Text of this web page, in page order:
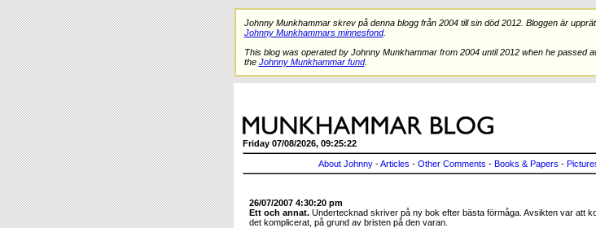
Johnny Munkhammar skrev på denna blogg från 2004 till sin död 2012. Bloggen är
Johnny Munkhammars minnesfond.
This blog was operated by Johnny Munkhammar from 2004 until 2012 when he passed
the Johnny Munkhammar fund.
Friday 07/08/2026, 09:25:22
About Johnny -Articles - Other Comments - Books & Papers -
26/07/2007 4:30:20 pm
Ett och annat. Undertecknad skriver på ny bok efter bästa förmåga. Avsikten var att
det komplicerat, på grund av bristen på den varan.